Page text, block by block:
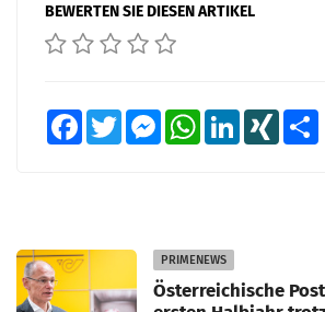
BEWERTEN SIE DIESEN ARTIKEL
FacebookTwitter MessengerWhatsAppLinkedInXING
PRIMENEWS
Österreichische